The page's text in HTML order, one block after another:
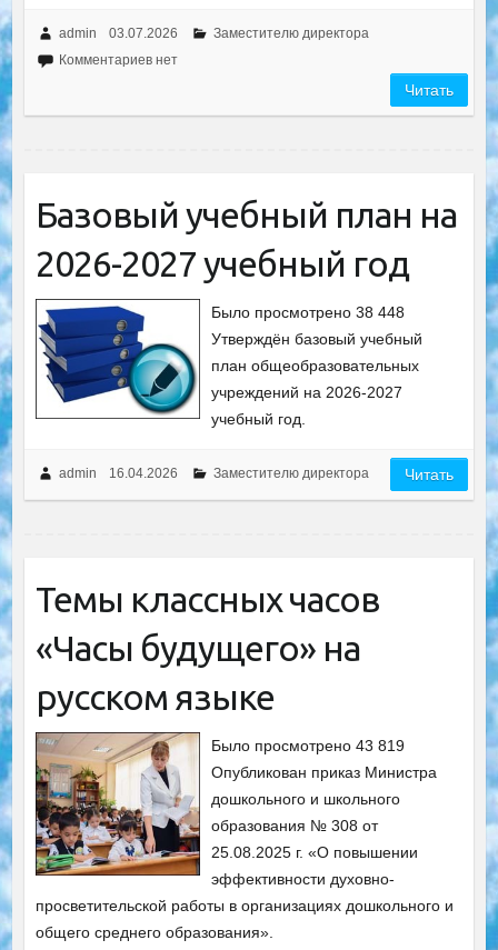
admin 03.07.2026
Заместителю директора
Комментариев нет
Читать
Базовый учебный план на
2026-2027 учебный год
Было просмотрено 38 448
Утверждён базовый учебный
план общеобразовательных
учреждений на 2026-2027
учебный год.
admin 16.04.2026 Заместителю директора Читать
Темы классных часов
«Часы будущего» на
русском языке
Было просмотрено 43 819
Опубликован приказ Министра
дошкольного и школьного
образования № 308 от
25.08.2025 г. «О повышении
эффективности духовно-
просветительской работы в организациях дошкольного и
общего среднего образования».